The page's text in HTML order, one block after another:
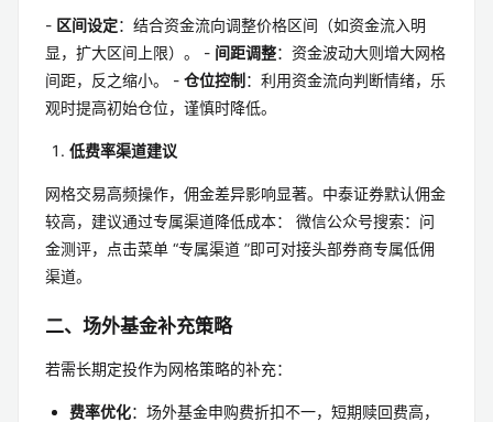
- 区间设定：结合资金流向调整价格区间（如资金流入明
显，扩大区间上限）。 - 间距调整：资金波动大则增大网格
间距，反之缩小。 - 仓位控制 ：利用资金流向判断情绪，乐
观时提高初始仓位，谨慎时降低。
低费率渠道建议
网格交易高频操作，佣金差异影响显著。中泰证券默认佣金
较高，建议通过专属渠道降低成本： 微信公众号搜索：问
金测评，点击菜单 “专属渠道 ”即可对接头部券商专属低佣
渠道。
二、场外基金补充策略
若需长期定投作为网格策略的补充：
费率优化：场外基金申购费折扣不一，短期赎回费高，